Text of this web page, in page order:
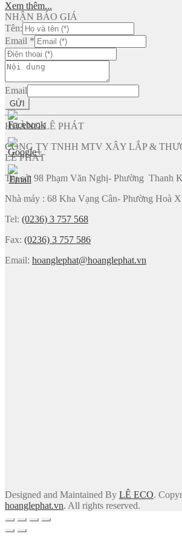
Xem thêm...
NHẬN BÁO GIÁ
Tên:
Email *
Email
GỬI
HOÀNG LÊ PHÁT
CÔNG TY TNHH MTV XÂY LẮP &
LÊ PHÁT
Trụ sở: 98 Phạm Văn Nghị- Phường Thanh
Nhà máy : 68 Kha Vạng Cân- Phường Hoà
Tel: (0236) 3 757 568
Fax: (0236) 3 757 586
Email: hoanglephat@hoanglephat.vn
Designed and Maintained By LÊ ECO.
hoanglephat.vn. All rights reserved.